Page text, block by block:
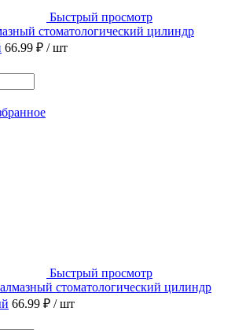
Быстрый просмотр
стоматологический цилиндр
66.99 ₽ / шт
Быстрый просмотр
стоматологический цилиндр
66.99 ₽ / шт